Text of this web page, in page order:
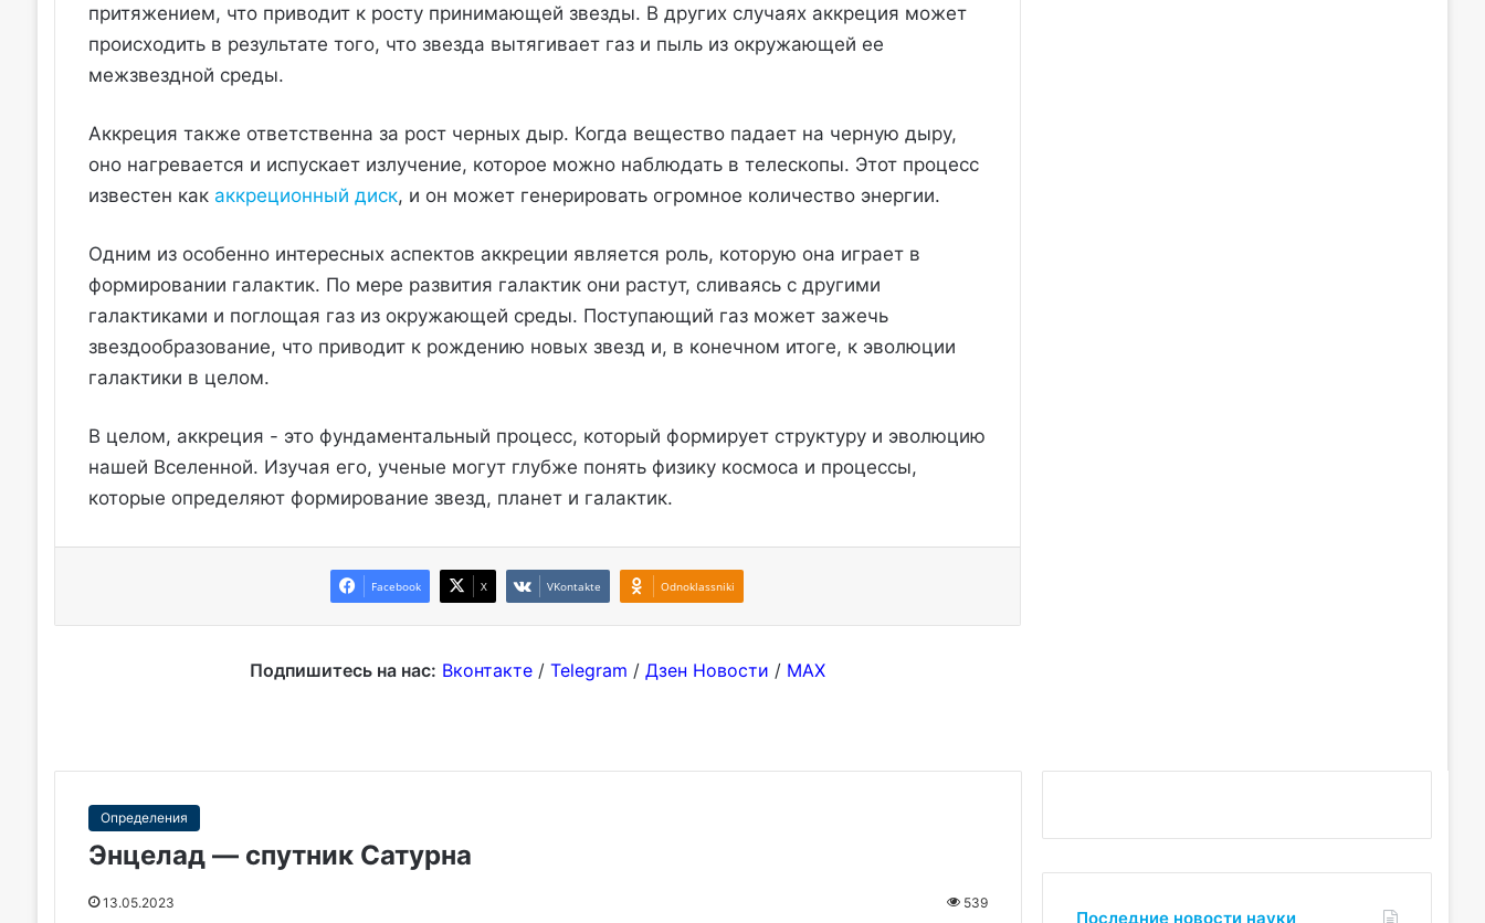
притяжением, что приводит к росту принимающей звезды. В других случаях аккреция может
происходить в результате того, что звезда вытягивает газ и пыль из окружающей ее
межзвездной среды.
Аккреция также ответственна за рост черных дыр. Когда вещество падает на черную дыру,
оно нагревается и испускает излучение, которое можно наблюдать в телескопы. Этот процесс
известен как аккреционный диск, и он может генерировать огромное количество энергии.
Одним из особенно интересных аспектов аккреции является роль, которую она играет в
формировании галактик. По мере развития галактик они растут, сливаясь с другими
галактиками и поглощая газ из окружающей среды. Поступающий газ может зажечь
звездообразование, что приводит к рождению новых звезд и, в конечном итоге, к эволюции
галактики в целом.
В целом, аккреция - это фундаментальный процесс, который формирует структуру и эволюцию
нашей Вселенной. Изучая его, ученые могут глубже понять физику космоса и процессы,
которые определяют формирование звезд, планет и галактик.
Facebook X VKontakte Odnoklassniki
Подпишитесь на нас: Вконтакте/ Telegram / Дзен Новости / MAX